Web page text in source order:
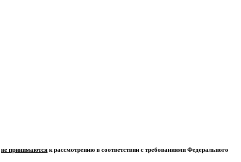
не принимаются к рассмотрению в соответствии с требованиями Федерального